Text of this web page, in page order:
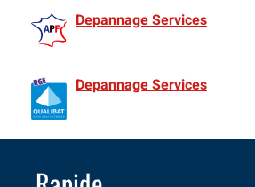
Depannage Services
Depannage Services